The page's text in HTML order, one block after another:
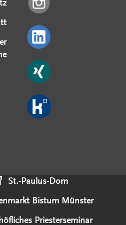
St.-Paulus-Dom
Bistum Münster
Priesterseminar